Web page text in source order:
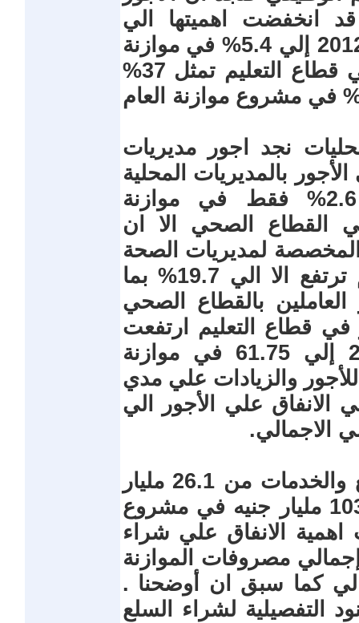
قد انخفضت اهميتها الي
إجمالي الأجور من 7.6% عام 2012/2013 إلي 5.4% في موازنة
2021/2022 . وكذلك كانت الأجور في قطاع التعليم تمثل 37%
إجمالي الأجور وانخفضت الي 32% في مشروع موازنة العام
نجد اجور مديريات
من إجمالي الأجور بالمديريات المحلية
في 2014/2015 وانخفضت الي 2.6% فقط في موازنة
في القطاع الصحي الا ان
لمديريات الصحة
بالمحافظات كانت تمثل 19.3% ولم ترتفع الا الي 19.7% بما
بالقطاع الصحي
في قطاع التعليم ارتفعت
اهميتها من 61.2% في 2014/2015 إلي 61.75 في موازنة
للأجور والزيادات علي مدي
الانفاق علي الأجور الي
الاجمالي.
أرتفع المخصص النقدي لشراء السلع والخدمات من 26.1 مليار
جنيه في موازنة 2010/2011 إلي 103.9 مليار جنيه في مشروع
الانفاق علي شراء
مصروفات الموازنة
كما سبق ان أوضحنا .
التفصيلية لشراء السلع